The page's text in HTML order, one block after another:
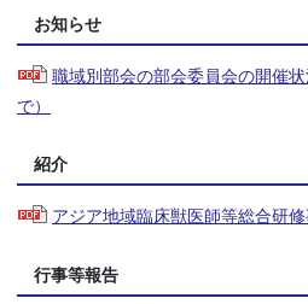
お知らせ
職域別部会の部会委員会の開催
で）
紹介
アジア地域臨床獣医師等総合研
行事等報告